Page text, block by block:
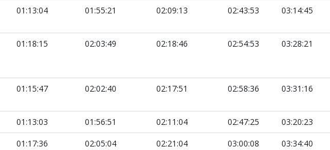
01:13:04 01:55:21 02:09:13 02:43:53 03:14:45
01:18:15 02:03:49 02:18:46 02:54:53 03:28:21
01:15:47 02:02:40 02:17:51 02:58:36 03:31:16
01:13:03 01:56:51 02:11:04 02:47:25
03:20:23
01:17:36 02:05:04 02:21:04 03:00:08
03:34:40